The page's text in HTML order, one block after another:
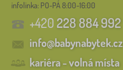
infolinka: PO-PÁ 8:00-16:00
+420228 884 992
info@babynabytek.cz
kariéra - volná místa